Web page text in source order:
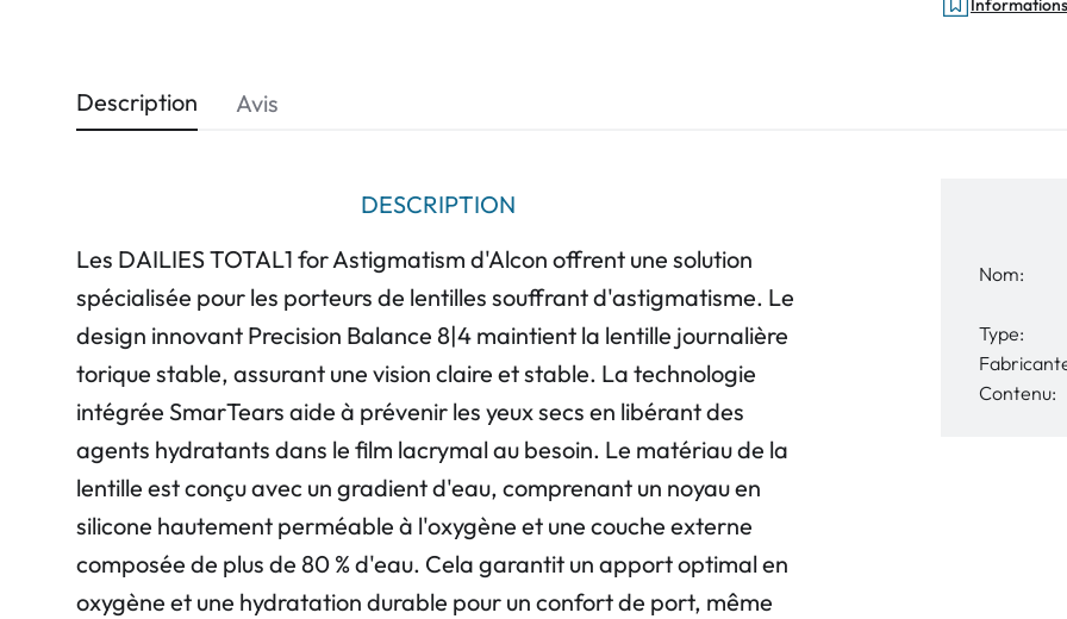
Description
DESCRIPTION
Les DAILIESTOTAL1 for Astigmatism d'Alcon offrent une solution
spécialisée pour les porteurs de lentilles souffrant d'astigmatisme. Le
design innovant Precision Balance 8|4 maintient la lentille journalière
torique stable, assurant une vision claire et stable. La technologie
intégrée SmarTears aide à prévenir les yeux secs en libérant des
agents hydratants dans le film lacrymal au besoin. Le matériau de la
lentille est conçu avec un gradient d'eau, comprenant un noyau en
silicone hautement perméable à l'oxygène et une couche externe
composée de plus de 80 % d'eau. Cela garantit un apport optimal en
oxygène et une hydratation durable pour un confort de port, même
Nom:
Type:
Contenu:
Avis